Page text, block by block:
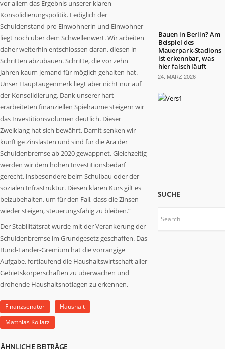
vor allem das Ergebnis unserer klaren
Konsolidierungspolitik. Lediglich der
Schuldenstand pro Einwohnerin und Einwohner
liegt noch über dem Schwellenwert. Wir arbeiten
daher weiterhin entschlossen daran, diesen in
Schritten abzubauen. Schritte, die vor zehn
Jahren kaum jemand für möglich gehalten hat.
Unser Hauptaugenmerk liegt aber nicht nur auf
der Konsolidierung. Dank unserer hart
erarbeiteten finanziellen Spielräume steigern wir
das Investitionsvolumen deutlich. Dieser
Zweiklang hat sich bewährt. Damit senken wir
künftige Zinslasten und sind für die Ära der
Schuldenbremse ab 2020 gewappnet. Gleichzeitig
werden wir dem hohen Investitionsbedarf
gerecht, insbesondere beim Schulbau oder der
sozialen Infrastruktur. Diesen klaren Kurs gilt es
beizubehalten, um für den Fall, dass die Zinsen
wieder steigen, steuerungsfähig zu bleiben.“
Der Stabilitätsrat wurde mit der Verankerung der
Schuldenbremse im Grundgesetz geschaffen. Das
Bund-Länder-Gremium hat die vorrangige
Aufgabe, fortlaufend die Haushaltswirtschaft aller
Gebietskörperschaften zu überwachen und
drohende Haushaltsnotlagen zu erkennen.
Finanzsenator
Haushalt
Matthias Kollatz
ÄHNLICHE BEITRÄGE
Bauen in Berlin? Am
Beispiel des
Mauerpark-Stadions
ist erkennbar, was
hier falsch läuft
24. MÄRZ 2026
SUCHE
und
Lebensart.
Es
kommen
zu
Wort,
an,
die